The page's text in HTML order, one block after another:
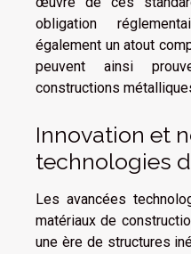
obligation
également un atout
peuvent ainsi
constructions
Innovation et
technologies
Les avancées
matériaux de
une ère de structures